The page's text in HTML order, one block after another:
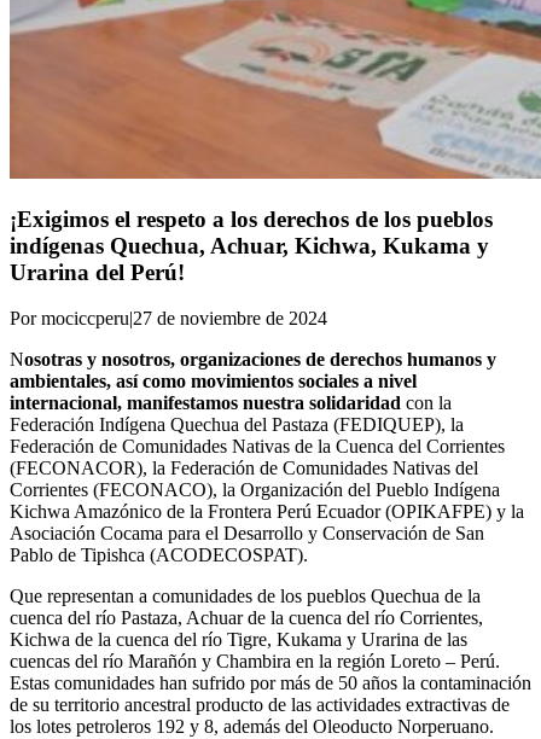
¡Exigimos el respeto a los derechos de los pueblos
indígenas Quechua, Achuar, Kichwa, Kukama y
Urarina del Perú!
Por mociccperu|27 de noviembre de 2024
Nosotras y nosotros, organizaciones de derechos humanos y
ambientales, así como movimientos sociales a nivel
internacional, manifestamos nuestra solidaridad con la
Federación Indígena Quechua del Pastaza (FEDIQUEP), la
Federación de Comunidades Nativas de la Cuenca del Corrientes
(FECONACOR), la Federación de Comunidades Nativas del
Corrientes (FECONACO), la Organización del Pueblo Indígena
Kichwa Amazónico de la Frontera Perú Ecuador (OPIKAFPE) y la
Asociación Cocama para el Desarrollo y Conservación de San
Pablo de Tipishca (ACODECOSPAT).
Que representan a comunidades de los pueblos Quechua de la
cuenca del río Pastaza, Achuar de la cuenca del río Corrientes,
Kichwa de la cuenca del río Tigre, Kukama y Urarina de las
cuencas del río Marañón y Chambira en la región Loreto – Perú.
Estas comunidades han sufrido por más de 50 años la contaminación
de su territorio ancestral producto de las actividades extractivas de
los lotes petroleros 192 y 8, además del Oleoducto Norperuano.